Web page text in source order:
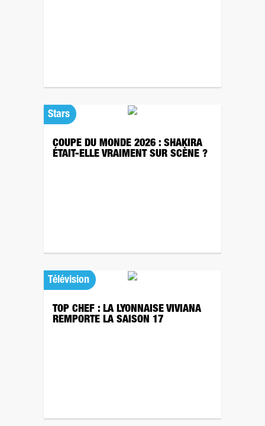
Stars
COUPE DU MONDE 2026 : SHAKIRA
ÉTAIT-ELLE VRAIMENT SUR SCÈNE ?
Télévision
TOP CHEF : LA LYONNAISE VIVIANA
REMPORTE LA SAISON 17